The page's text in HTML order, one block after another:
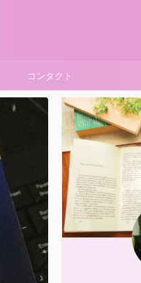
コンタクト